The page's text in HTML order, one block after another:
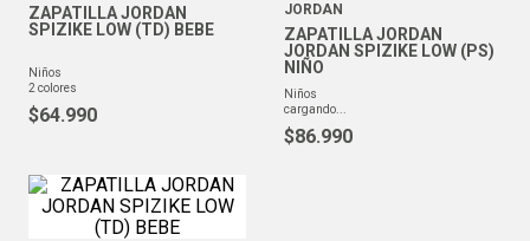
ZAPATILLA JORDAN
SPIZIKE LOW (TD) BEBE
niños
2 colores
$64.990
JORDAN
ZAPATILLA JORDAN
JORDAN SPIZIKE LOW (PS)
NIÑO
niños
cargando...
$86.990